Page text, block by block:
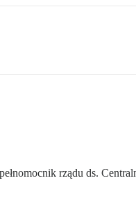
rządu ds.